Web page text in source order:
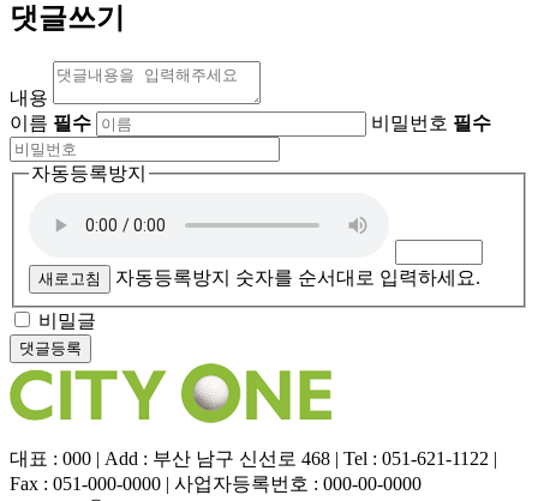
댓글쓰기
내용
이름 필수 비밀번호 필수
자동등록방지
새로고침 자동등록방지 숫자를 순서대로 입력하세요.
비밀글
대표 : 000 | Add : 부산 남구 신선로 468 | Tel : 051-621-1122 |
Fax : 051-000-0000 | 사업자등록번호 : 000-00-0000